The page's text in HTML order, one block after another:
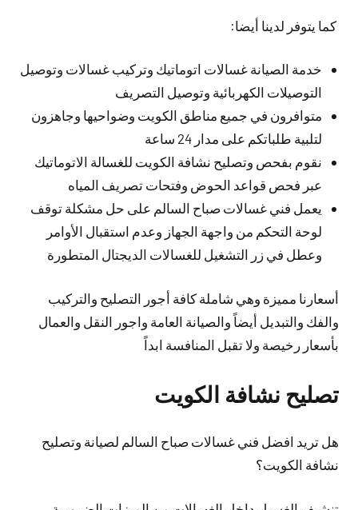
كما يتوفر لدينا أيضا:
خدمة الصيانة غسالات اتوماتيك وتركيب غسالات وتوصيل
التوصيلات الكهربائية وتوصيل التصريف
متوافرون في جميع مناطق الكويت وضواحيها وجاهزون
لتلبية طلباتكم على مدار 24 ساعة
نقوم بفحص وتصليح نشافة الكويت للغسالة الاتوماتيك
عبر فحص قواعد الحوض وفتحات تصريف المياه
يعمل فني غسالات صباح السالم على حل مشكلة توقف
لوحة التحكم من واجهة الجهاز وعدم استقبال الأوامر
وعطل في زر التشغيل للغسالات الديجتال المتطورة
أسعارنا مميزة وهي شاملة كافة أجور التصليح والتركيب
والفك والتبديل أيضاً والصيانة العامة واجور النقل والعمال
بأسعار رخيصة ولا تقبل المنافسة ابداً
تصليح نشافة الكويت
هل تريد افضل فني غسالات صباح السالم لصيانة وتصليح
نشافة الكويت؟